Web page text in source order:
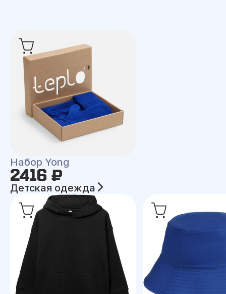
Набор Yong
2416 ₽
Детская одежда